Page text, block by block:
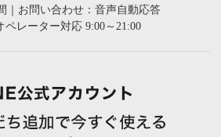
｜お問い合わせ：音声自動応答
ペレーター対応 9:00～21:00